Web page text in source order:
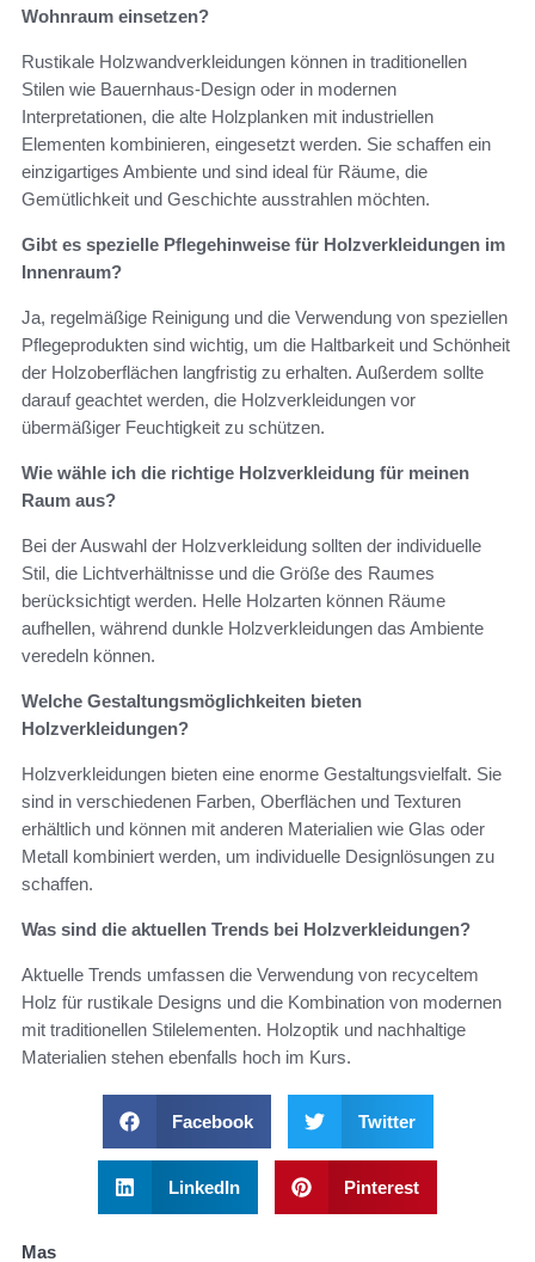
Wohnraum einsetzen?
Rustikale Holzwandverkleidungen können in traditionellen
Stilen wie Bauernhaus-Design oder in modernen
Interpretationen, die alte Holzplanken mit industriellen
Elementen kombinieren, eingesetzt werden. Sie schaffen ein
einzigartiges Ambiente und sind ideal für Räume, die
Gemütlichkeit und Geschichte ausstrahlen möchten.
Gibt es spezielle Pflegehinweise für Holzverkleidungen im
Innenraum?
Ja, regelmäßige Reinigung und die Verwendung von speziellen
Pflegeprodukten sind wichtig, um die Haltbarkeit und Schönheit
der Holzoberflächen langfristig zu erhalten. Außerdem sollte
darauf geachtet werden, die Holzverkleidungen vor
übermäßiger Feuchtigkeit zu schützen.
Wie wähle ich die richtige Holzverkleidung für meinen
Raum aus?
Bei der Auswahl der Holzverkleidung sollten der individuelle
Stil, die Lichtverhältnisse und die Größe des Raumes
berücksichtigt werden. Helle Holzarten können Räume
aufhellen, während dunkle Holzverkleidungen das Ambiente
veredeln können.
Welche Gestaltungsmöglichkeiten bieten
Holzverkleidungen?
Holzverkleidungen bieten eine enorme Gestaltungsvielfalt. Sie
sind in verschiedenen Farben, Oberflächen und Texturen
erhältlich und können mit anderen Materialien wie Glas oder
Metall kombiniert werden, um individuelle Designlösungen zu
schaffen.
Was sind die aktuellen Trends bei Holzverkleidungen?
Aktuelle Trends umfassen die Verwendung von recyceltem
Holz für rustikale Designs und die Kombination von modernen
mit traditionellen Stilelementen. Holzoptik und nachhaltige
Materialien stehen ebenfalls hoch im Kurs.
Facebook Twitter
LinkedIn Pinterest
Mas